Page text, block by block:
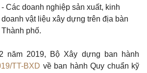
- Các doanh nghiệp sản xuất, kinh
doanh vật liệu xây dựng trên địa bàn
Thành phố.
năm 2019, Bộ Xây dựng ban hành
TT-BXD về ban hành Quy chuẩn kỹ